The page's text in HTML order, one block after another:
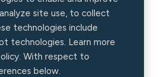
site use, to collect
technologies include
technologies. Learn more
With respect to
below.